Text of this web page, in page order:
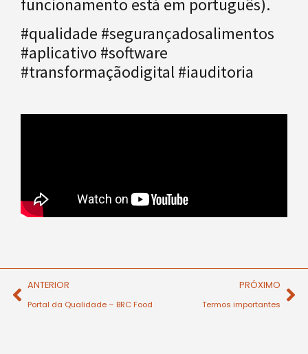
funcionamento está em português).
#qualidade #segurançadosalimentos
#aplicativo #software
#transformaçãodigital #iauditoria
ANTERIOR
Portal da Qualidade – BRC Food
PRÓXIMO
Termos importantes